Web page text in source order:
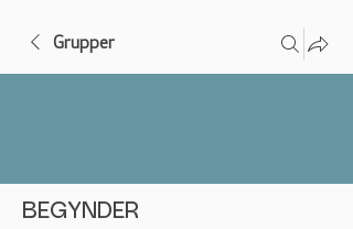
Grupper
BEGYNDER